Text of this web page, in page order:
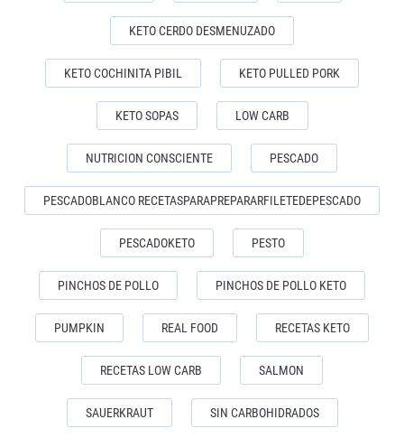
KETO CERDO DESMENUZADO
KETO COCHINITA PIBIL KETO PULLED PORK
KETO SOPAS LOW CARB
NUTRICION CONSCIENTE PESCADO
PESCADOBLANCO RECETASPARAPREPARARFILETEDEPESCADO
PESCADOKETO PESTO
PINCHOS DE POLLO PINCHOS DE POLLO KETO
PUMPKIN REAL FOOD RECETAS KETO
RECETAS LOW CARB SALMON
SAUERKRAUT SIN CARBOHIDRADOS